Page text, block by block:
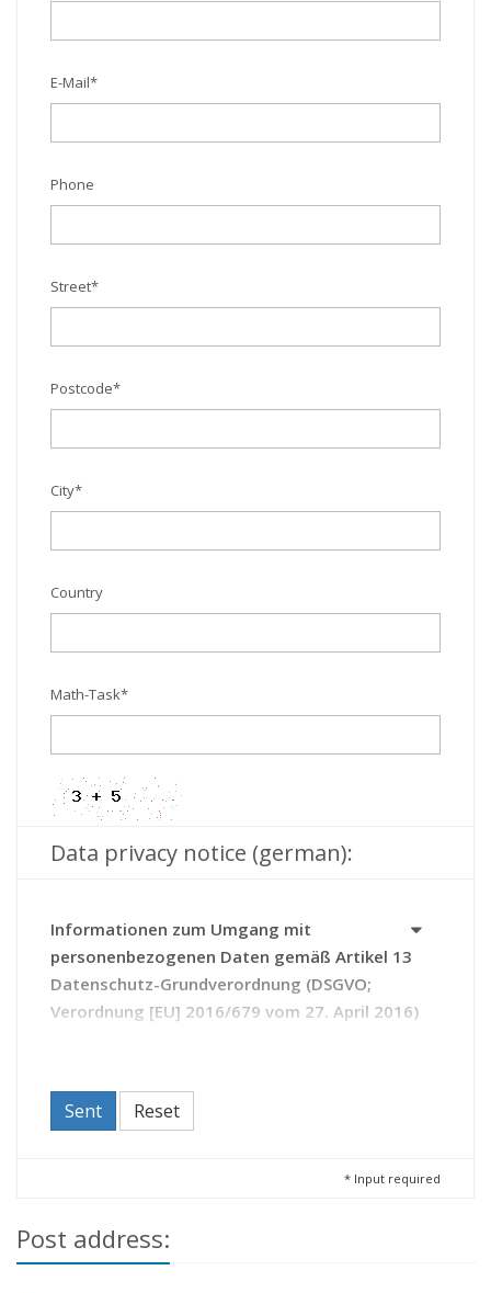
E-Mail*
Phone
Street*
Postcode*
City*
Country
Math-Task*
Data privacy notice (german):
Informationen zum Umgang mit
personenbezogenen Daten gemäß Artikel 13
Datenschutz-Grundverordnung (DSGVO;
Verordnung [EU] 2016/679 vom 27. April 2016)
von Archivgut (Thüringer Archivgesetz - ThürArchivG).
Durch die Kontaktaufnahme mit dem Archiv erteilen Sie
jederzeit zu widerrufen (Artikel 21 DSGVO);
Sent Reset
* Input required
Post address: